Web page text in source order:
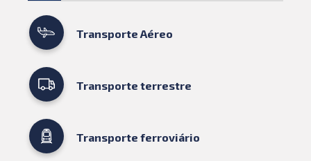
Transporte Aéreo
Transporte terrestre
Transporte ferroviário